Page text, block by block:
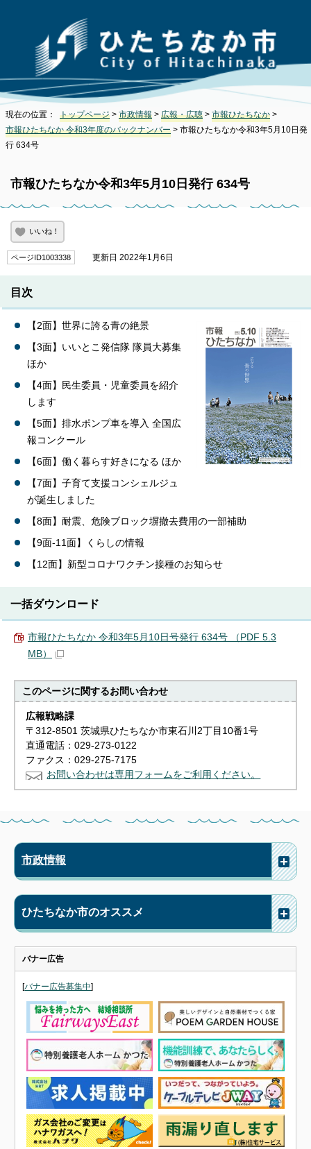
現在の位置： トップページ > 市政情報 > 広報・広聴 > 市報ひたちなか >
市報ひたちなか 令和3年度のバックナンバー > 市報ひたちなか令和3年5月10日発
行 634号
市報ひたちなか令和3年5月10日発行 634号
いいね！
ページID1003338 更新日 2022年1月6日
目次
【2面】世界に誇る青の絶景
【3面】いいとこ発信隊 隊員大募集
ほか
【4面】民生委員・児童委員を紹介
します
【5面】排水ポンプ車を導入 全国広
報コンクール
【6面】働く暮らす好きになる ほか
【7面】子育て支援コンシェルジュ
が誕生しました
【8面】耐震、危険ブロック塀撤去費用の一部補助
【9面-11面】くらしの情報
【12面】新型コロナワクチン接種のお知らせ
一括ダウンロード
市報ひたちなか 令和3年5月10日号発行 634号 （PDF 5.3
MB）
このページに関するお問い合わせ
広報戦略課
〒312-8501 茨城県ひたちなか市東石川2丁目10番1号
直通電話：029-273-0122
ファクス：029-275-7175
お問い合わせは専用フォームをご利用ください。
市政情報
ひたちなか市のオススメ
バナー広告
[バナー広告募集中]